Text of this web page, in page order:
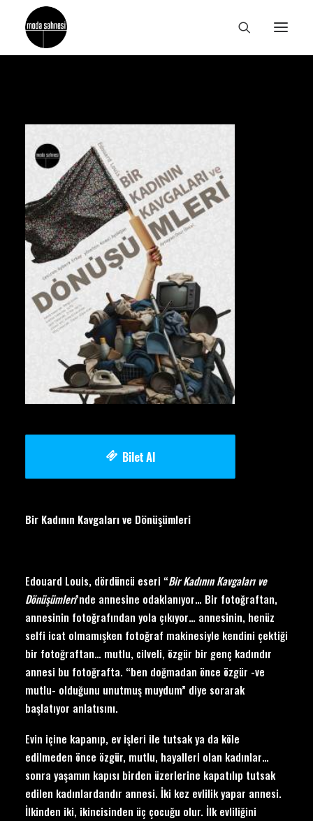
Bilet Al
Bir Kadının Kavgaları ve Dönüşümleri
Edouard Louis, dördüncü eseri “Bir Kadının Kavgaları ve
Dönüşümleri’nde annesine odaklanıyor… Bir fotoğraftan,
annesinin fotoğrafından yola çıkıyor… annesinin, henüz
selfi icat olmamışken fotoğraf makinesiyle kendini çektiği
bir fotoğraftan… mutlu, cilveli, özgür bir genç kadındır
annesi bu fotoğrafta. “ben doğmadan önce özgür -ve
mutlu- olduğunu unutmuş muydum” diye sorarak
başlatıyor anlatısını.
Evin içine kapanıp, ev işleri ile tutsak ya da köle
edilmeden önce özgür, mutlu, hayalleri olan kadınlar…
sonra yaşamın kapısı birden üzerlerine kapatılıp tutsak
edilen kadınlardandır annesi. İki kez evlilik yapar annesi.
İlkinden iki, ikincisinden üç çocuğu olur. İlk evliliğini